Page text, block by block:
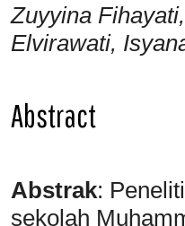
Zuyyina
Elvirawati,
Abstract
Abstrak:
sekolah